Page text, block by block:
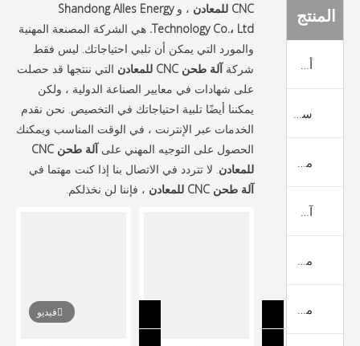
CNC للمعادن
، وShandong Alles Energy
Technology Co.، Ltd. هي الشركة المصنعة المهنية
والمورد التي يمكن أن تلبي احتياجاتك. ليس فقط
شركةآلة طحن CNC للمعادن
التي ننتجها قد حصلت
على شهادات في معايير الصناعة الدولية ، ولكن
يمكننا أيضًا تلبية احتياجاتك في التخصيص. نحن نقدم
الخدمات عبر الإنترنت ، في الوقت المناسب ويمكنك
الحصول على التوجيه المهني على
آلة طحن CNC
للمعادن. لا تتردد في الاتصال بنا إذا كنت مهتما في
آلة طحن CNC للمعادن
، فإننا لن نخذلكم.
فيديو
المنتج
أعلى المنتجات
سرير مسطح مخرطة CNC
مخرطة سرير CNC مخرطة
آلة الدوران والطحن CNC
مخرطة خيوط الأنابيب CNC
مخرطة من النوع السويسري CNC